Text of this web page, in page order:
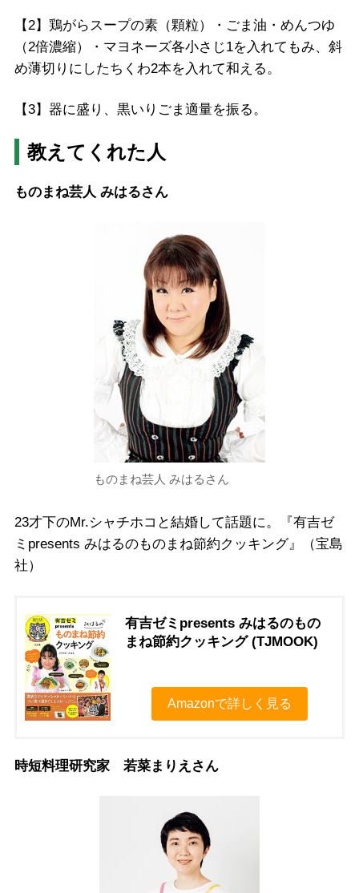
【2】鶏がらスープの素（顆粒）・ごま油・めんつゆ
（2倍濃縮）・マヨネーズ各小さじ1を入れてもみ、斜
め薄切りにしたちくわ2本を入れて和える。
【3】器に盛り、黒いりごま適量を振る。
教えてくれた人
ものまね芸人 みはるさん
ものまね芸人 みはるさん
23才下のMr.シャチホコと結婚して話題に。『有吉ゼ
ミpresents みはるのものまね節約クッキング』（宝島
社）
有吉ゼミpresents みはるのもの
まね節約クッキング (TJMOOK)
Amazonで詳しく見る
時短料理研究家 若菜まりえさん